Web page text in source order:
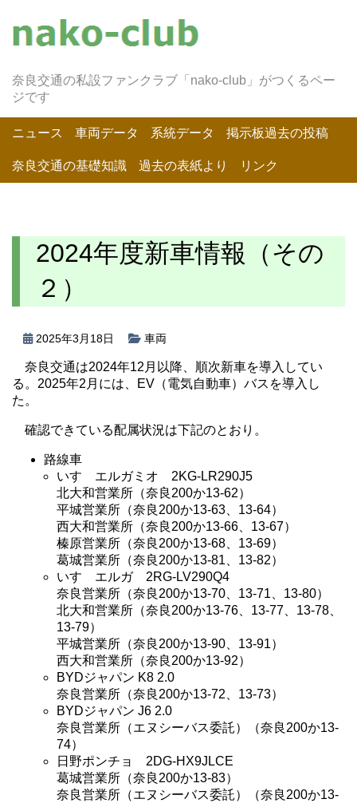
奈良交通の私設ファンクラブ「nako-club」がつくるペー
ジです
ニュース 車両データ 系統データ 掲示板過去の投稿
奈良交通の基礎知識 過去の表紙より リンク
2024年度新車情報（その
２）
2025年3月18日 車両
奈良交通は2024年12月以降、順次新車を導入してい
る。2025年2月には、EV（電気自動車）バスを導入し
た。
確認できている配属状況は下記のとおり。
路線車
いすゞエルガミオ 2KG-LR290J5
北大和営業所（奈良200か13-62）
平城営業所（奈良200か13-63、13-64）
西大和営業所（奈良200か13-66、13-67）
榛原営業所（奈良200か13-68、13-69）
葛城営業所（奈良200か13-81、13-82）
いすゞエルガ 2RG-LV290Q4
奈良営業所（奈良200か13-70、13-71、13-80）
北大和営業所（奈良200か13-76、13-77、13-78、
13-79）
平城営業所（奈良200か13-90、13-91）
西大和営業所（奈良200か13-92）
BYDジャパン K8 2.0
奈良営業所（奈良200か13-72、13-73）
BYDジャパン J6 2.0
奈良営業所（エヌシーバス委託）（奈良200か13-
74）
日野ポンチョ 2DG-HX9JLCE
葛城営業所（奈良200か13-83）
奈良営業所（エヌシーバス委託）（奈良200か13-